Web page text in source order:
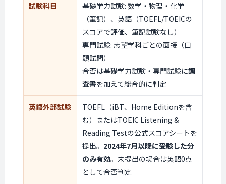
試験科目
基礎学力試験: 数学・物理・化学
（筆記）、英語（TOEFL/TOEICの
スコアで評価、筆記試験なし）
専門試験: 志望学科ごとの面接（口
頭試問）
合否は基礎学力試験・専門試験に調
査書を加えて総合的に判定
英語外部試験
TOEFL（iBT、Home Editionを含
む）またはTOEIC Listening &
Reading Testの公式スコアシートを
提出。 2024年7月以降に受験した分
のみ有効。未提出の場合は英語0点
として合否判定